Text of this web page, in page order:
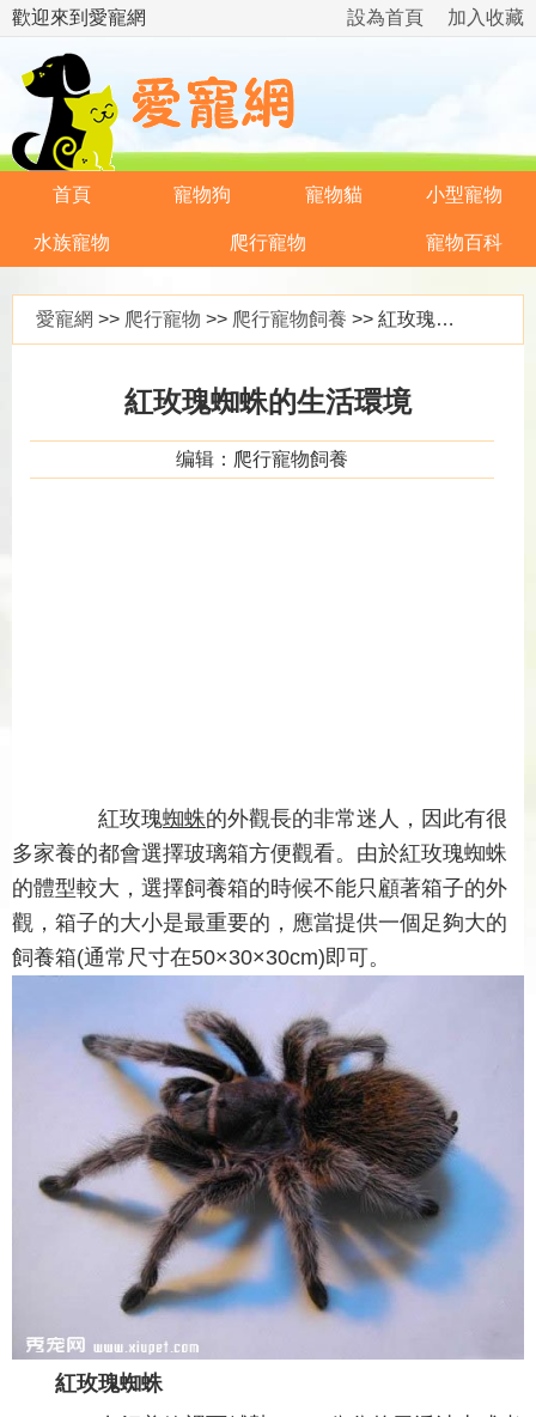
歡迎來到愛寵網 加入收藏
設為首頁
首頁 寵物狗 寵物貓 小型寵物
水族寵物 爬行寵物 寵物百科
愛寵網 >> 爬行寵物 >> 爬行寵物飼養 >> 紅玫瑰蜘蛛的生活環境
紅玫瑰蜘蛛的生活環境
编辑：爬行寵物飼養
紅玫瑰蜘蛛的外觀長的非常迷人，因此有很
多家養的都會選擇玻璃箱方便觀看。由於紅玫瑰蜘蛛
的體型較大，選擇飼養箱的時候不能只顧著箱子的外
觀，箱子的大小是最重要的，應當提供一個足夠大的
飼養箱(通常尺寸在50×30×30cm)即可。
紅玫瑰蜘蛛